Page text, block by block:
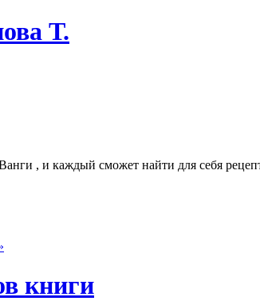
Т.
, и каждый сможет найти для себя
книги